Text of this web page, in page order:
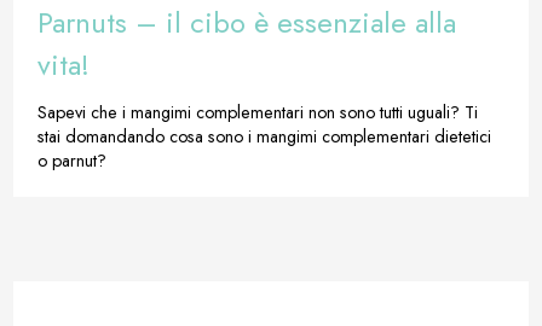
Parnuts – il cibo è essenziale alla
vita!
Sapevi che i mangimi complementari non sono tutti uguali? Ti
stai domandando cosa sono i mangimi complementari dietetici
o parnut?